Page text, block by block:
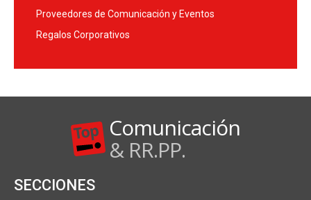
Proveedores de Comunicación y Eventos
Regalos Corporativos
Comunicación
& RR.PP.
SECCIONES